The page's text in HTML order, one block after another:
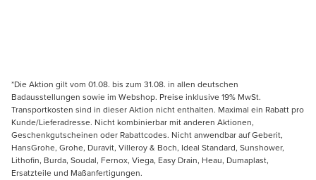
*Die Aktion gilt vom 01.08. bis zum 31.08. in allen deutschen
Badausstellungen sowie im Webshop. Preise inklusive 19% MwSt.
Transportkosten sind in dieser Aktion nicht enthalten. Maximal ein Rabatt pro
Kunde/Lieferadresse. Nicht kombinierbar mit anderen Aktionen,
Geschenkgutscheinen oder Rabattcodes. Nicht anwendbar auf Geberit,
HansGrohe, Grohe, Duravit, Villeroy & Boch, Ideal Standard, Sunshower,
Lithofin, Burda, Soudal, Fernox, Viega, Easy Drain, Heau, Dumaplast,
Ersatzteile und Maßanfertigungen.